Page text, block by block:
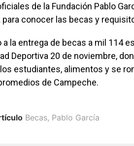
de la Fundación Pablo
para conocer las becas y
a la entrega de becas a mil 114
Deportiva 20 de noviembre,
estudiantes, alimentos y se
de Campeche.
Becas, Pablo García